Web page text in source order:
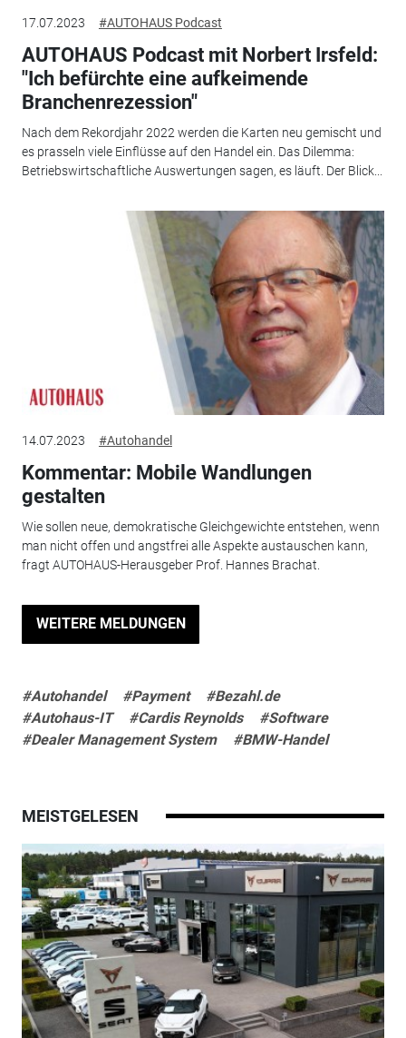
17.07.2023 #AUTOHAUS Podcast
AUTOHAUS Podcast mit Norbert Irsfeld:
"Ich befürchte eine aufkeimende
Branchenrezession"
Nach dem Rekordjahr 2022 werden die Karten neu gemischt und
es prasseln viele Einflüsse auf den Handel ein. Das Dilemma:
Betriebswirtschaftliche Auswertungen sagen, es läuft. Der Blick...
14.07.2023 #Autohandel
Kommentar: Mobile Wandlungen
gestalten
Wie sollen neue, demokratische Gleichgewichte entstehen, wenn
man nicht offen und angstfrei alle Aspekte austauschen kann,
fragt AUTOHAUS-Herausgeber Prof. Hannes Brachat.
WEITERE MELDUNGEN
#Autohandel #Payment
#Bezahl.de
#Autohaus-IT
#Cardis Reynolds
#Software
#Dealer Management System
#BMW-Handel
MEISTGELESEN